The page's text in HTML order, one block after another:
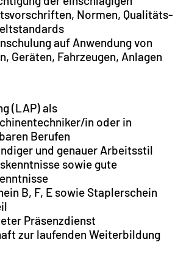
Normen, Qualitäts-
auf Anwendung von
Geräten, Fahrzeugen, Anlagen
(LAP) als
in oder in
Berufen
und genauer Arbeitsstil
sowie gute
B, F, E sowie Staplerschein
Präsenzdienst
zur laufenden Weiterbildung